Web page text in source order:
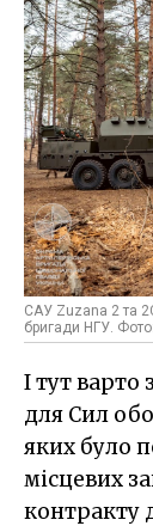
САУ Zuzana 2 та
бригади НГУ.
І тут варто
для Сил
яких було
місцевих
контракту